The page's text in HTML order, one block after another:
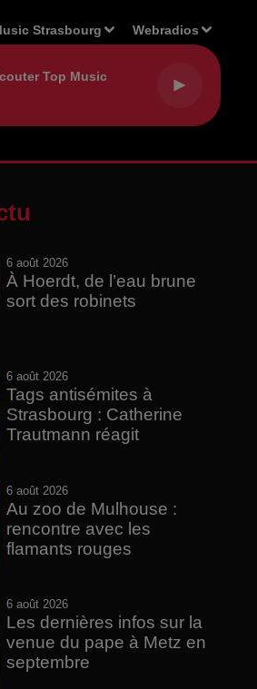
Strasbourg Webradios
6 août 2026
À Hoerdt, de l’eau brune
sort des robinets
6 août 2026
Tags antisémites à
Strasbourg : Catherine
Trautmann réagit
6 août 2026
Au zoo de Mulhouse :
rencontre avec les
flamants rouges
6 août 2026
Les dernières infos sur la
venue du pape à Metz en
septembre